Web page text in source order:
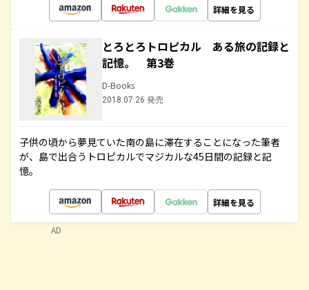
詳細を見る
とろとろトロピカル ある旅の記録と
記憶。 第3巻
D-Books
2018.07.26 発売
子供の頃から夢見ていた南の島に滞在することになった筆者
が、島で出合うトロピカルでマジカルな45日間の記録と記
憶。
詳細を見る
AD